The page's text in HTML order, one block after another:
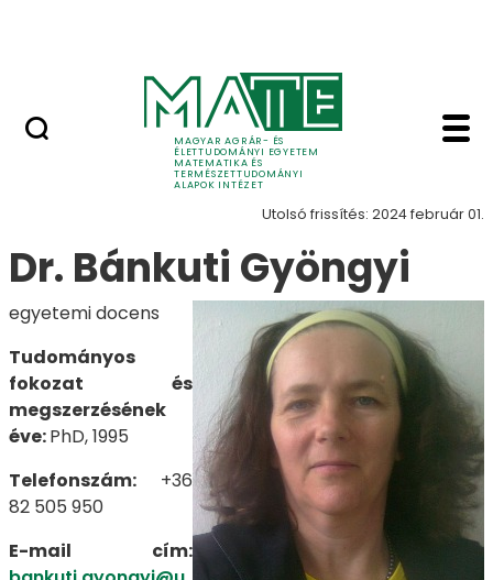
MAGYAR AGRÁR- ÉS
ÉLETTUDOMÁNYI EGYETEM
MATEMATIKA ÉS
TERMÉSZETTUDOMÁNYI
ALAPOK INTÉZET
Bánkuti Gyöngyi -
Munkatársak
Utolsó frissítés: 2024 február 01.
Dr. Bánkuti Gyöngyi
egyetemi docens
Tudományos
fokozat és
megszerzésének
éve:PhD, 1995
Telefonszám: +36
82 505 950
E-mail cím: